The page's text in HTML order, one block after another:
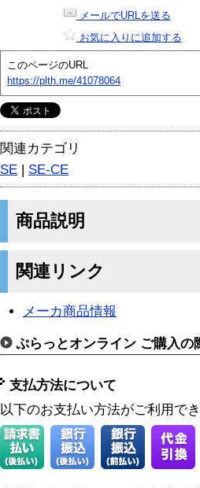
メールでURLを送る
お気に入りに追加する
このページのURL
https://plth.me/41078064
関連カテゴリ
SE | SE-CE
商品説明
関連リンク
メーカ商品情報
ぷらっとオンライン ご購入の
支払方法について
以下のお支払い方法がご利用で